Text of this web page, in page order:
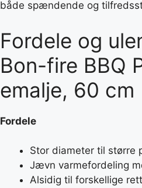
både spændende og
Fordele og
Bon-fire BBQ
emalje, 60 cm
Fordele
Stor diameter til større
Jævn varmefordeling
Alsidig til forskellige